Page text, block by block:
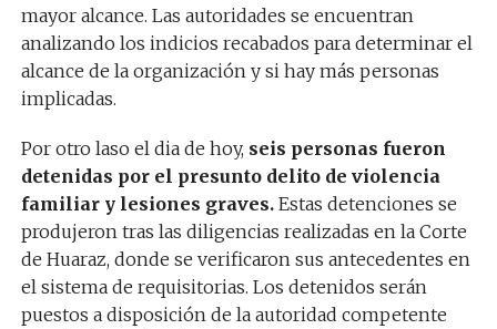
mayor alcance. Las autoridades se encuentran
analizando los indicios recabados para determinar el
alcance de la organización y si hay más personas
implicadas.
Por otro laso el dia de hoy, seis personas fueron
detenidas por el presunto delito de violencia
familiar y lesiones graves. Estas detenciones se
produjeron tras las diligencias realizadas en la Corte
de Huaraz, donde se verificaron sus antecedentes en
el sistema de requisitorias. Los detenidos serán
puestos a disposición de la autoridad competente